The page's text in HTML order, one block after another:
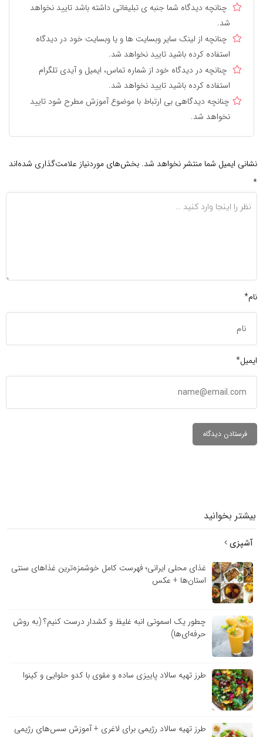
چنانچه دیدگاه شما جنبه ی تبلیغاتی داشته باشد تایید نخواهد
شد.
چنانچه از لینک سایر وبسایت ها و یا وبسایت خود در دیدگاه
استفاده کرده باشید تایید نخواهد شد.
چنانچه در دیدگاه خود از شماره تماس، ایمیل و آیدی تلگرام
استفاده کرده باشید تایید نخواهد شد.
چنانچه دیدگاهی بی ارتباط با موضوع آموزش مطرح شود تایید
نخواهد شد.
نشانی ایمیل شما منتشر نخواهد شد. بخش‌های موردنیاز علامت‌گذاری شده‌اند
*
نام*
ایمیل*
بیشتر بخوانید
آشپزی
غذای محلی ایرانی؛ فهرست کامل خوشمزه‌ترین غذاهای سنتی
استان‌ها + عکس
چطور یک اسموتی انبه غلیظ و کشدار درست کنیم؟ (به روش
حرفه‌ای‌ها)
طرز تهیه سالاد پاییزی ساده و مقوی با کدو حلوایی و کینوا
طرز تهیه سالاد رژیمی برای لاغری + آموزش سس‌های رژیمی